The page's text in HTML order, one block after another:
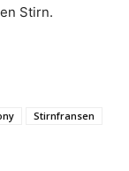
Stirn.
Stirnfransen